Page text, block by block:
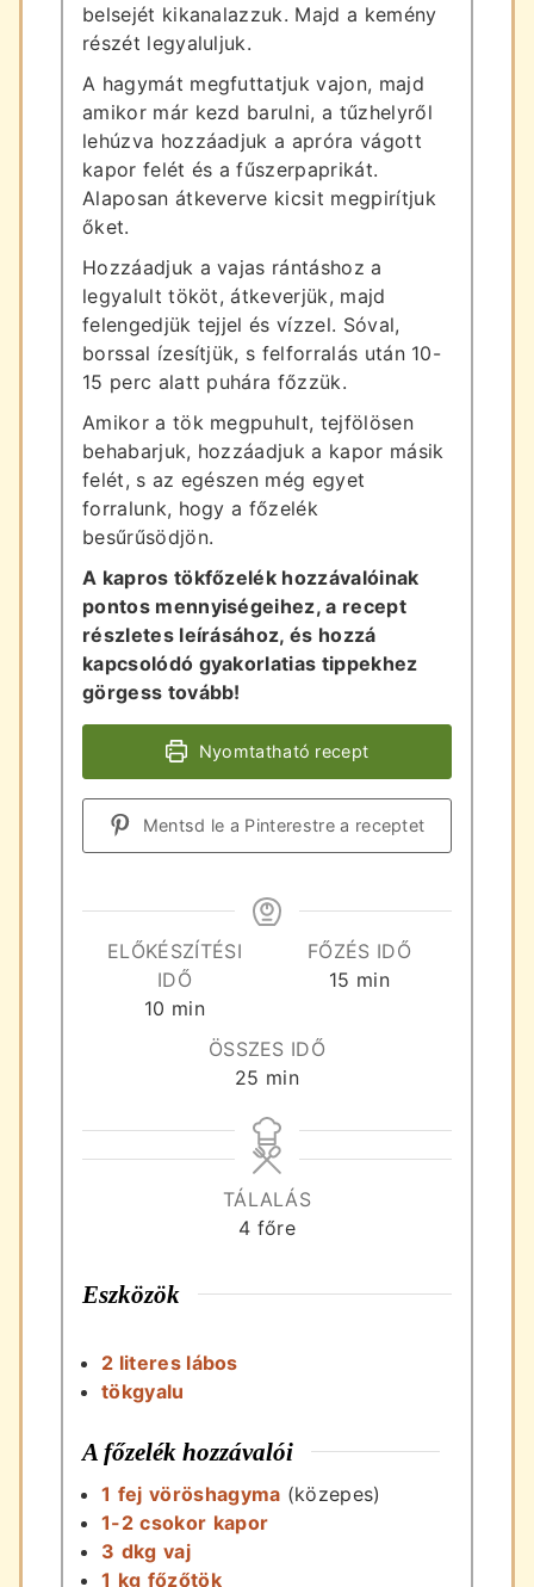
belsejét kikanalazzuk. Majd a kemény
részét legyaluljuk.
A hagymát megfuttatjuk vajon, majd
amikor már kezd barulni, a tűzhelyről
lehúzva hozzáadjuk a apróra vágott
kapor felét és a fűszerpaprikát.
Alaposan átkeverve kicsit megpirítjuk
őket.
Hozzáadjuk a vajas rántáshoz a
legyalult tököt, átkeverjük, majd
felengedjük tejjel és vízzel. Sóval,
borssal ízesítjük, s felforralás után 10-
15 perc alatt puhára főzzük.
Amikor a tök megpuhult, tejfölösen
behabarjuk, hozzáadjuk a kapor másik
felét, s az egészen még egyet
forralunk, hogy a főzelék
besűrűsödjön.
A kapros tökfőzelék hozzávalóinak
pontos mennyiségeihez, a recept
részletes leírásához, és hozzá
kapcsolódó gyakorlatias tippekhez
görgess tovább!
Nyomtatható recept
Mentsd le a Pinterestre a receptet
ELŐKÉSZÍTÉSI
IDŐ
10 perc
min
FŐZÉS IDŐ
15 perc
min
ÖSSZES IDŐ
25 perc
min
TÁLALÁS
4 főre
Eszközök
2 literes lábos
tökgyalu
A főzelék hozzávalói
1 fej vöröshagyma (közepes)
1-2 csokor kapor
3 dkg vaj
1 kg főzőtök